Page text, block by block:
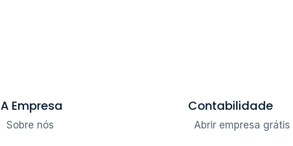
A Empresa
Sobre nós
Contabilidade
Abrir empresa grátis